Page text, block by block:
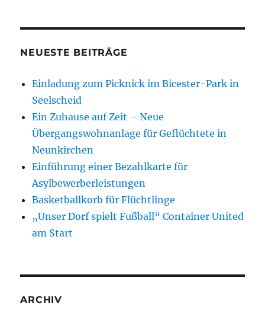
NEUESTE BEITRÄGE
Einladung zum Picknick im Bicester-Park in
Seelscheid
Ein Zuhause auf Zeit – Neue
Übergangswohnanlage für Geflüchtete in
Neunkirchen
Einführung einer Bezahlkarte für
Asylbewerberleistungen
Basketballkorb für Flüchtlinge
„Unser Dorf spielt Fußball“ Container United
am Start
ARCHIV